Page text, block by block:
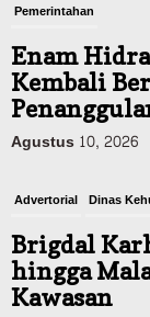
Pemerintahan
Enam
Kembali
Agustus 10, 2026
Advertorial Dinas
Brigdal
hingga
Kawasan